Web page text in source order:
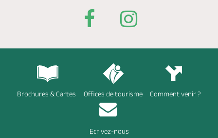
Brochures & Cartes Offices de tourisme Comment venir ?
Ecrivez-nous